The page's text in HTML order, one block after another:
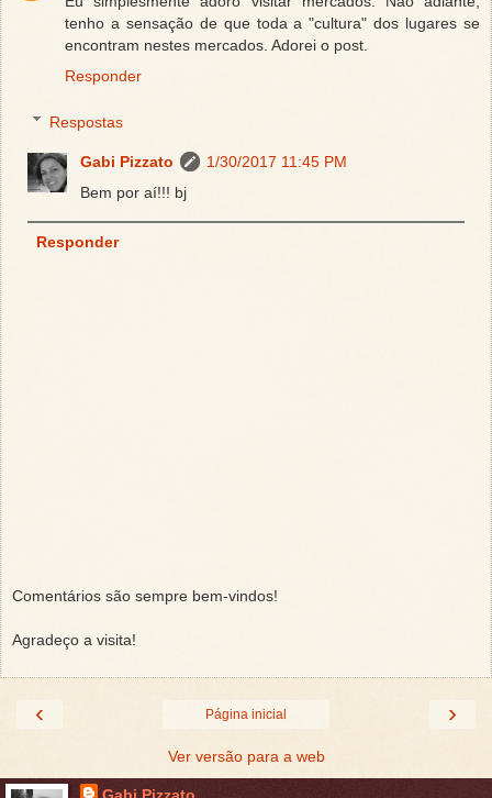
tenho a sensação de que toda a "cultura" dos lugares se
encontram nestes mercados. Adorei o post.
Responder
Respostas
Gabi Pizzato
1/30/2017 11:45 PM
Bem por aí!!! bj
Responder
Comentários são sempre bem-vindos!
Agradeço a visita!
‹ ›
Página inicial
Ver versão para a web